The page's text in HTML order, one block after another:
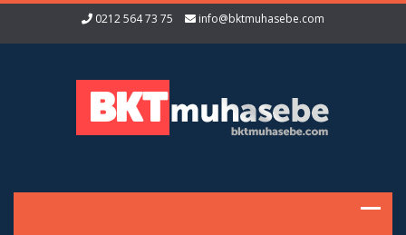
0212 564 73 75 info@bktmuhasebe.com